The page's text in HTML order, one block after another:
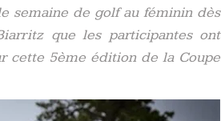
semaine de golf au féminin dès
que les participantes ont
cette 5ème édition de la Coupe